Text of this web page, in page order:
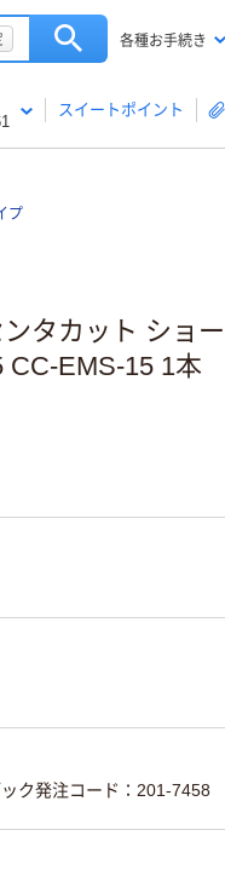
各種お手続き
スイートポイント
プ
タカット ショー
CC-EMS-15 1本
ク発注コード：201-7458